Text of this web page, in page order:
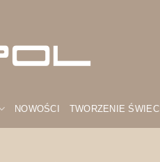
NOWOŚCI TWORZENIE ŚWIEC